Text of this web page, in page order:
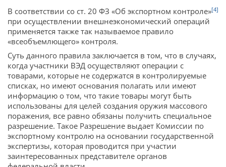
В соответствии со ст. 20 ФЗ «Об экспортном контроле»[4]
при осуществлении внешнеэкономический операций
применяется также так называемое правило
«всеобъемлющего» контроля.
Суть данного правила заключается в том, что в случаях,
когда участники ВЭД осуществляют операции с
товарами, которые не содержатся в контролируемые
списках, но имеют основания полагать или имеют
информацию о том, что такие товары могут быть
использованы для целей создания оружия массового
поражения, все равно обязаны получить специальное
разрешение. Такое Разрешение выдает Комиссии по
экспортному контролю на основании государственной
экспертизы, которая проводится при участии
заинтересованных представителе органов